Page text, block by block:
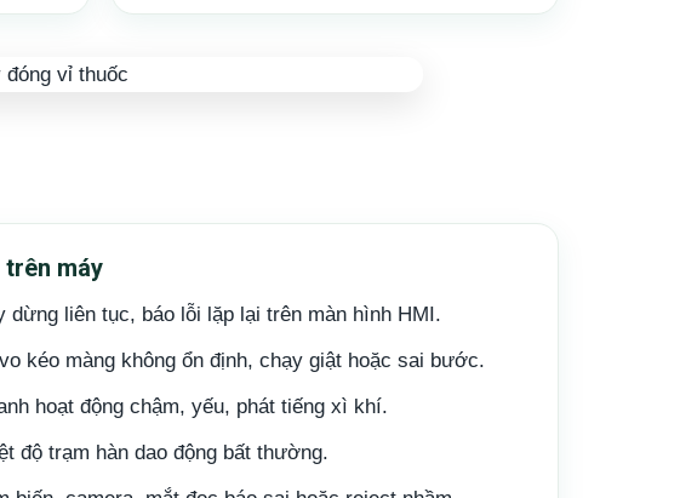
trên máy
dừng liên tục, báo lỗi lặp lại trên màn hình HMI.
kéo màng không ổn định, chạy giật hoặc sai bước.
hoạt động chậm, yếu, phát tiếng xì khí.
độ trạm hàn dao động bất thường.